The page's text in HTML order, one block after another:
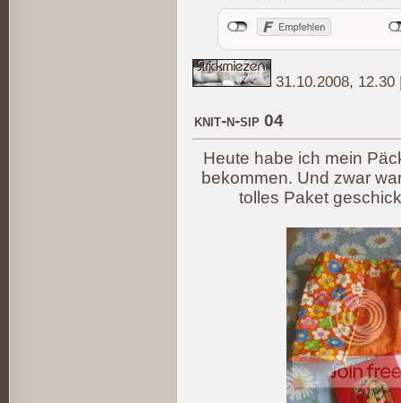
31.10.2008, 12.30
knit-n-sip 04
Heute habe ich mein
bekommen. Und zwar
tolles Paket